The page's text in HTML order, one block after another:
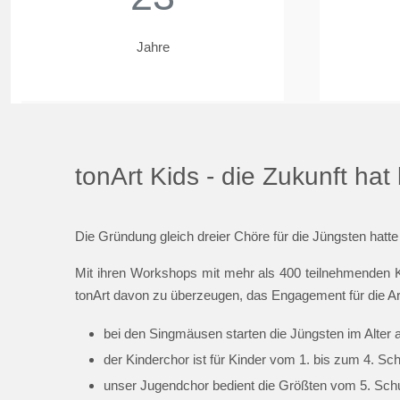
Jahre
tonArt Kids - die Zukunft hat
Die Gründung gleich dreier Chöre für die Jüngsten
Mit ihren Workshops mit mehr als 400
tonArt davon zu überzeugen, das Engagement für die
bei den Singmäusen starten die Jüngsten im Alter
der Kinderchor ist für Kinder vom 1. bis zum 4.
unser Jugendchor bedient die Größten vom 5.